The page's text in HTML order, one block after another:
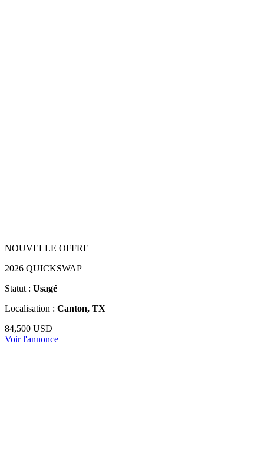
NOUVELLE OFFRE
2026 QUICKSWAP
Statut : Usagé
Localisation : Canton, TX
84,500 USD
Voir l'annonce